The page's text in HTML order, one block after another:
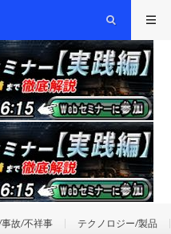
故/不祥事 テクノロジー/製品